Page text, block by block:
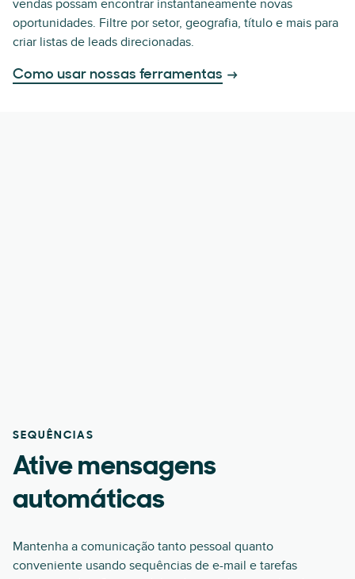
vendas possam encontrar instantaneamente novas
oportunidades. Filtre por setor, geografia, título e mais para
criar listas de leads direcionadas.
Como usar nossas ferramentas
SEQUÊNCIAS
Ative mensagens
automáticas
Mantenha a comunicação tanto pessoal quanto
conveniente usando sequências de e-mail e tarefas